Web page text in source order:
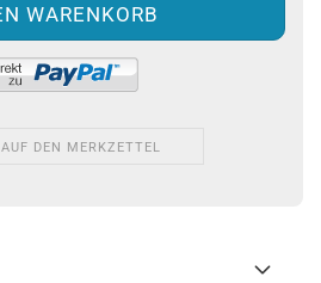
AUF DEN MERKZETTEL